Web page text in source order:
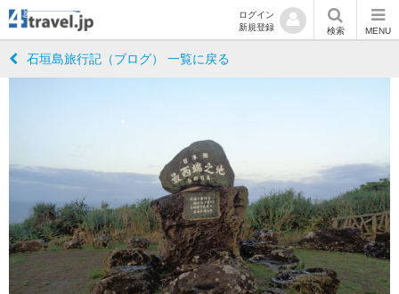
ログイン
新規登録
検索 MENU
石垣島旅行記（ブログ） 一覧に戻る